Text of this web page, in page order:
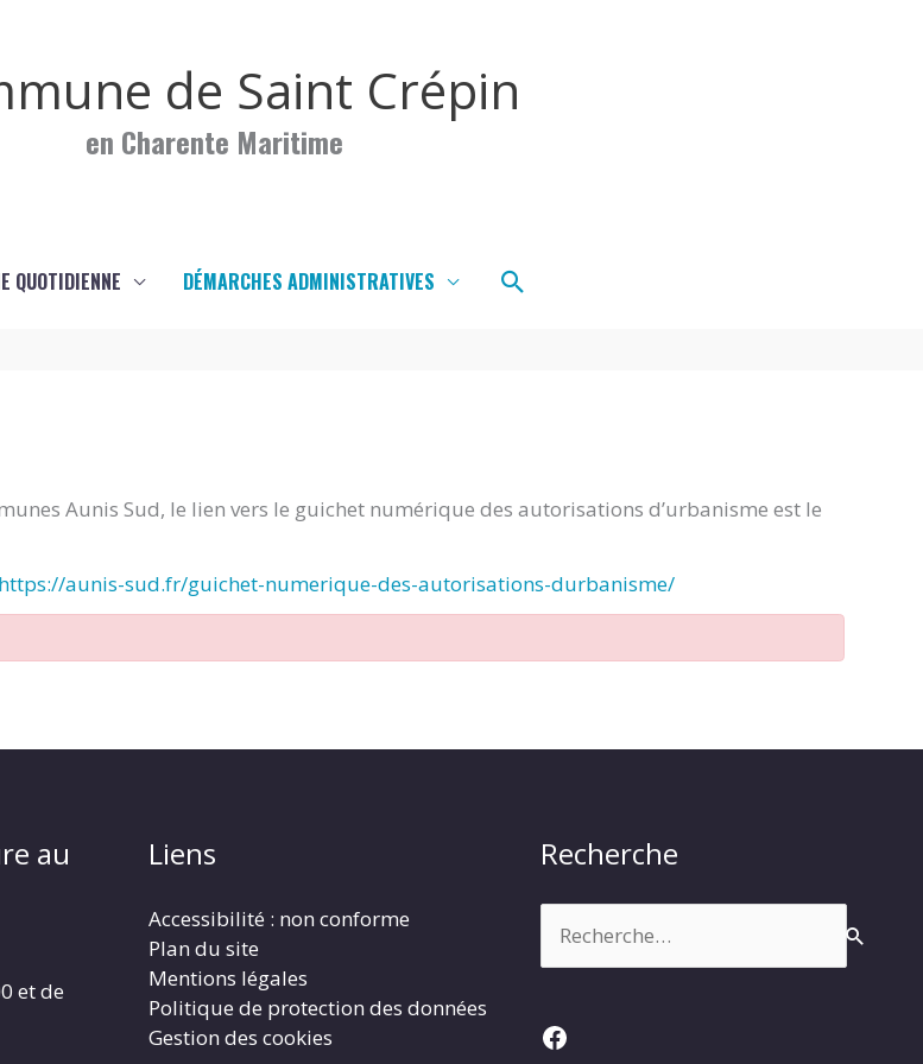
de Saint Crépin
en Charente Maritime
QUOTIDIENNE DÉMARCHES ADMINISTRATIVES Rechercher
Aunis Sud, le lien vers le guichet numérique des autorisations d’urbanisme est le
https://aunis-sud.fr/guichet-numerique-des-autorisations-durbanisme/
au
et de
Liens
Accessibilité : non conforme
Plan du site
Mentions légales
Politique de protection des données
Gestion des cookies
Recherche
Facebook